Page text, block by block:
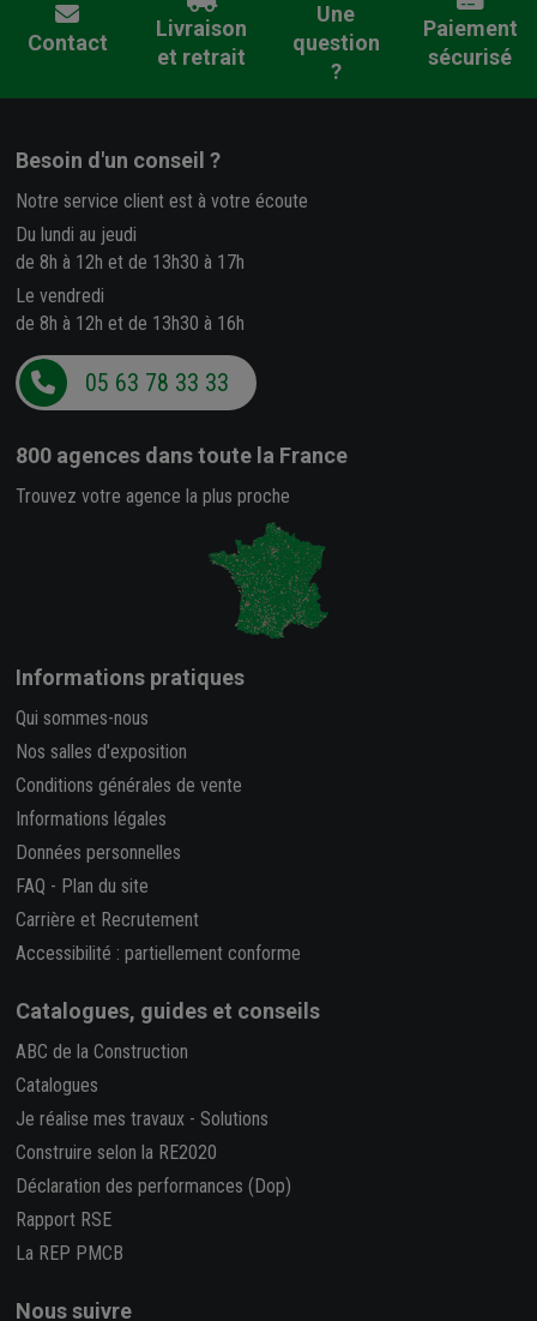
Contact
Livraison
et retrait
Une
question
?
Paiement
sécurisé
Besoin d'un conseil ?
Notre service client est à votre écoute
Du lundi au jeudi
de 8h à 12h et de 13h30 à 17h
Le vendredi
de 8h à 12h et de 13h30 à 16h
05 63 78 33 33
800 agences dans toute la France
Trouvez votre agence la plus proche
Informations pratiques
Qui sommes-nous
Nos salles d'exposition
Conditions générales de vente
Informations légales
Données personnelles
FAQ - Plan du site
Carrière et Recrutement
Accessibilité : partiellement conforme
Catalogues, guides et conseils
ABC de la Construction
Catalogues
Je réalise mes travaux - Solutions
Construire selon la RE2020
Déclaration des performances (Dop)
Rapport RSE
La REP PMCB
Nous suivre